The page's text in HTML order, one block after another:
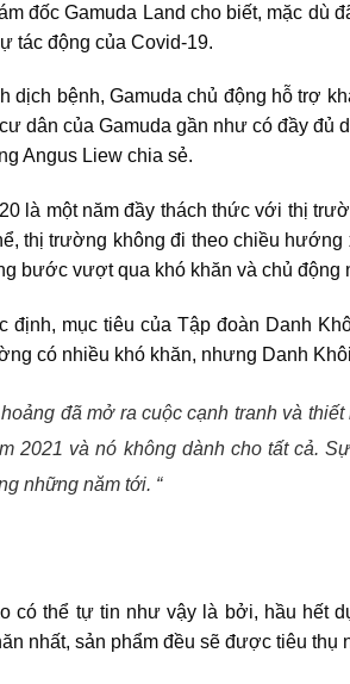
đốc Gamuda Land cho biết, mặc dù
tác động của Covid-19.
dịch bệnh, Gamuda chủ động hỗ trợ
dân của Gamuda gần như có đầy đủ
Angus Liew chia sẻ.
là một năm đầy thách thức với thị
thị trường không đi theo chiều
bước vượt qua khó khăn và chủ động
định, mục tiêu của Tập đoàn Danh
có nhiều khó khăn, nhưng Danh
hoảng đã mở ra cuộc cạnh tranh và
2021 và nó không dành cho tất cả.
những năm tới. “
có thể tự tin như vậy là bởi, hầu hết
nhất, sản phẩm đều sẽ được tiêu thụ